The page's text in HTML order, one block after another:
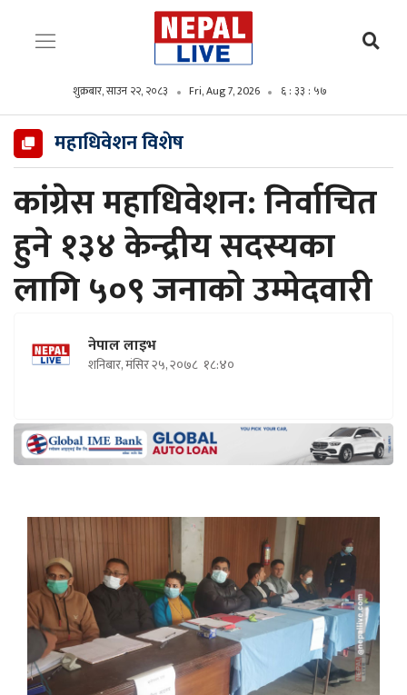
शुक्रबार, साउन २२, २०८३ Fri, Aug 7, 2026 ६ : ३३ : ५८
महाधिवेशन विशेष
कांग्रेस महाधिवेशन: निर्वाचित
हुने १३४ केन्द्रीय सदस्यका
लागि ५०९ जनाको उम्मेदवारी
नेपाल लाइभ
शनिबार, मंसिर २५, २०७८ १८:४०